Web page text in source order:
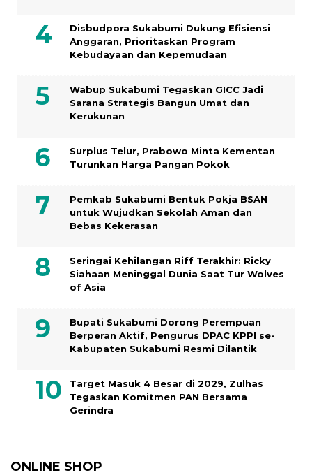
Disbudpora Sukabumi Dukung Efisiensi
Anggaran, Prioritaskan Program
Kebudayaan dan Kepemudaan
Wabup Sukabumi Tegaskan GICC Jadi
Sarana Strategis Bangun Umat dan
Kerukunan
Surplus Telur, Prabowo Minta Kementan
Turunkan Harga Pangan Pokok
Pemkab Sukabumi Bentuk Pokja BSAN
untuk Wujudkan Sekolah Aman dan
Bebas Kekerasan
Seringai Kehilangan Riff Terakhir: Ricky
Siahaan Meninggal Dunia Saat Tur Wolves
of Asia
Bupati Sukabumi Dorong Perempuan
Berperan Aktif, Pengurus DPAC KPPI se-
Kabupaten Sukabumi Resmi Dilantik
Target Masuk 4 Besar di 2029, Zulhas
Tegaskan Komitmen PAN Bersama
Gerindra
ONLINE SHOP